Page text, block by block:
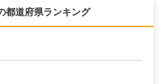
都道府県ランキング